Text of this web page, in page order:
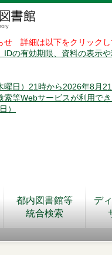
せ 詳細は以下をクリックし
IDの有効期限、資料の表示
曜日）21時から2026年8月
等Webサービスが利用でき
）
都内図書館等
統合検索
デ